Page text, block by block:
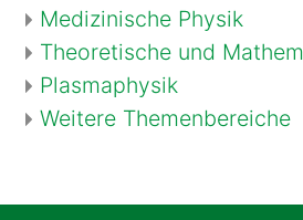
Medizinische Physik
Theoretische und
Plasmaphysik
Weitere Themenbereiche